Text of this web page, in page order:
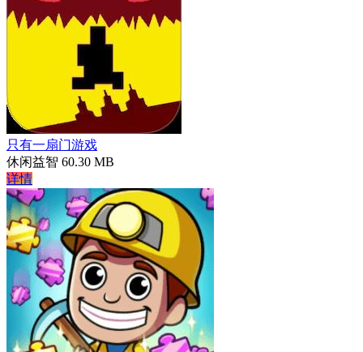
只有一扇门游戏
休闲益智 60.30 MB
详情